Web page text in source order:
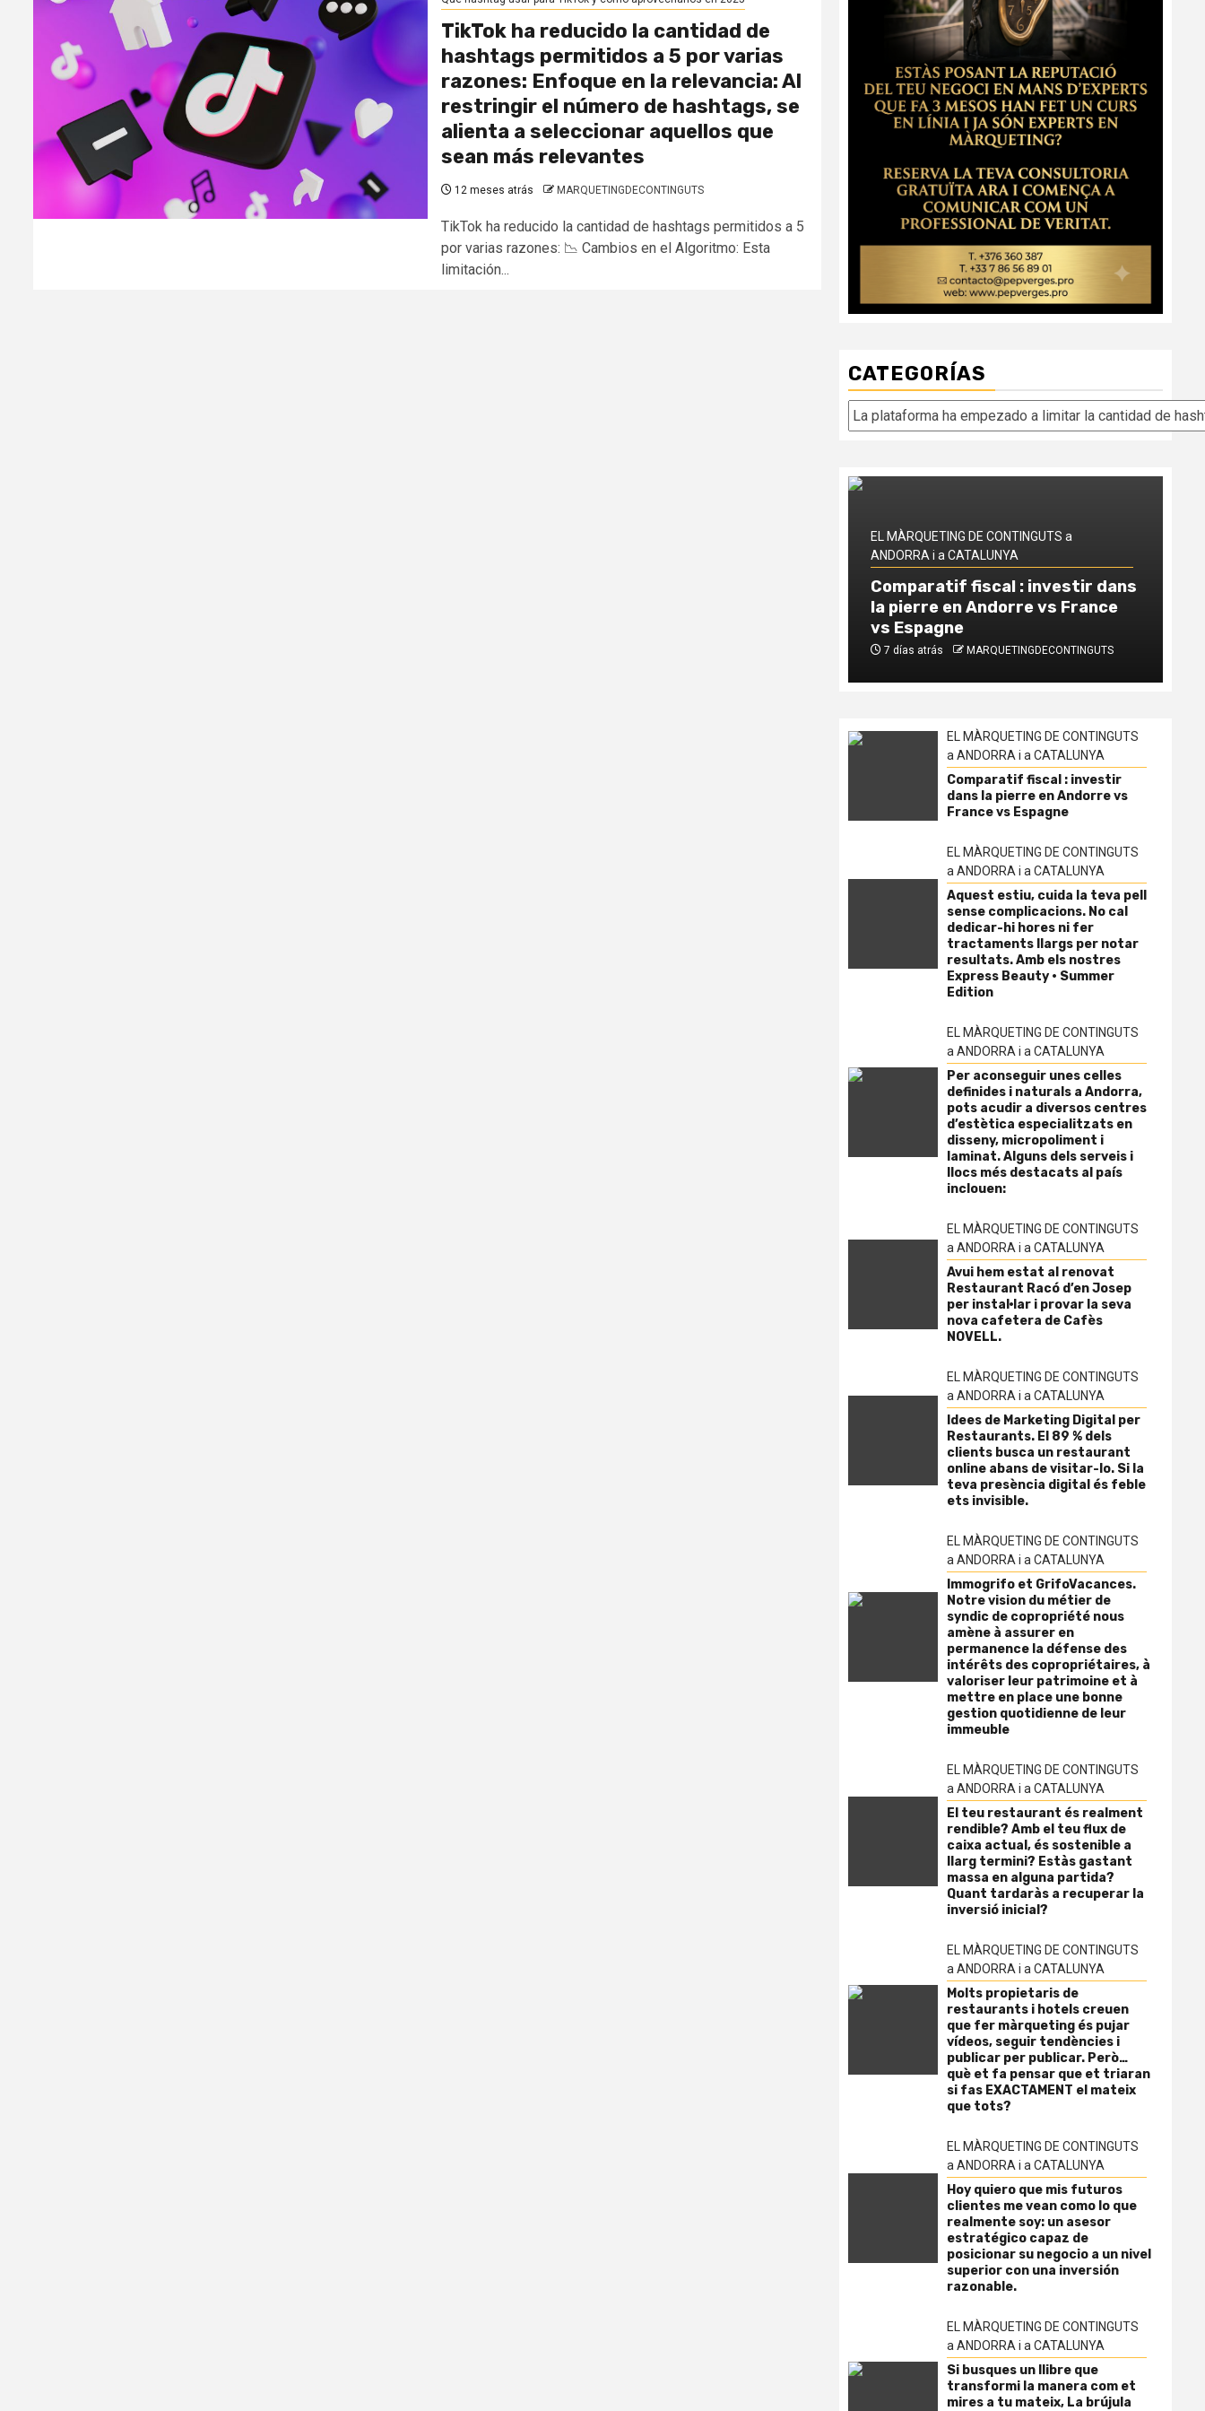
TikTok ha reducido la cantidad de
hashtags permitidos a 5 por varias
razones: Enfoque en la relevancia: Al
restringir el número de hashtags, se
alienta a seleccionar aquellos que
sean más relevantes
12 meses atrás MARQUETINGDECONTINGUTS
TikTok ha reducido la cantidad de hashtags permitidos a 5
por varias razones: 📉 Cambios en el Algoritmo: Esta
limitación...
CATEGORÍAS
Categorías
EL MÀRQUETING DE CONTINGUTS a
ANDORRA i a CATALUNYA
Comparatif fiscal : investir dans
la pierre en Andorre vs France
vs Espagne
7 días atrás MARQUETINGDECONTINGUTS
EL MÀRQUETING DE CONTINGUTS
a ANDORRA i a CATALUNYA
Comparatif fiscal : investir
dans la pierre en Andorre vs
France vs Espagne
EL MÀRQUETING DE CONTINGUTS
a ANDORRA i a CATALUNYA
Aquest estiu, cuida la teva pell
sense complicacions. No cal
dedicar-hi hores ni fer
tractaments llargs per notar
resultats. Amb els nostres
Express Beauty · Summer
Edition
EL MÀRQUETING DE CONTINGUTS
a ANDORRA i a CATALUNYA
Per aconseguir unes celles
definides i naturals a Andorra,
pots acudir a diversos centres
d’estètica especialitzats en
disseny, micropoliment i
laminat. Alguns dels serveis i
llocs més destacats al país
inclouen:
EL MÀRQUETING DE CONTINGUTS
a ANDORRA i a CATALUNYA
Avui hem estat al renovat
Restaurant Racó d’en Josep
per instal·lar i provar la seva
nova cafetera de Cafès
NOVELL.
EL MÀRQUETING DE CONTINGUTS
a ANDORRA i a CATALUNYA
Idees de Marketing Digital per
Restaurants. El 89 % dels
clients busca un restaurant
online abans de visitar-lo. Si la
teva presència digital és feble
ets invisible.
EL MÀRQUETING DE CONTINGUTS
a ANDORRA i a CATALUNYA
Immogrifo et GrifoVacances.
Notre vision du métier de
syndic de copropriété nous
amène à assurer en
permanence la défense des
intérêts des copropriétaires, à
valoriser leur patrimoine et à
mettre en place une bonne
gestion quotidienne de leur
immeuble
EL MÀRQUETING DE CONTINGUTS
a ANDORRA i a CATALUNYA
El teu restaurant és realment
rendible? Amb el teu flux de
caixa actual, és sostenible a
llarg termini? Estàs gastant
massa en alguna partida?
Quant tardaràs a recuperar la
inversió inicial?
EL MÀRQUETING DE CONTINGUTS
a ANDORRA i a CATALUNYA
Molts propietaris de
restaurants i hotels creuen
que fer màrqueting és pujar
vídeos, seguir tendències i
publicar per publicar. Però…
què et fa pensar que et triaran
si fas EXACTAMENT el mateix
que tots?
EL MÀRQUETING DE CONTINGUTS
a ANDORRA i a CATALUNYA
Hoy quiero que mis futuros
clientes me vean como lo que
realmente soy: un asesor
estratégico capaz de
posicionar su negocio a un nivel
superior con una inversión
razonable.
EL MÀRQUETING DE CONTINGUTS
a ANDORRA i a CATALUNYA
Si busques un llibre que
transformi la manera com et
mires a tu mateix, La brújula